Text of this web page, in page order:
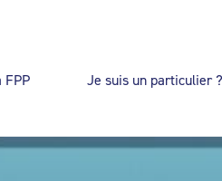
FPP Je suis un particulier ?